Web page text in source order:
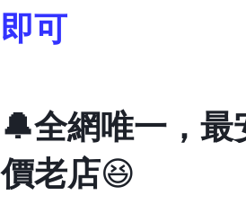
即可
🔔全網唯一，
價老店😆